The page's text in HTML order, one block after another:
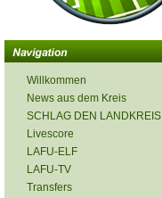
Willkommen
News aus dem Kreis
SCHLAG DEN LANDKREIS
Livescore
LAFU-ELF
LAFU-TV
Transfers